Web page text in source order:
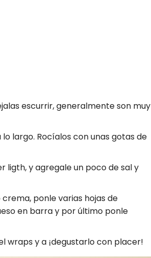
escurrir, generalmente son muy
largo. Rocíalos con unas gotas de
ligth, y agregale un poco de sal y
ponle varias hojas de
en barra y por último ponle
wraps y a ¡degustarlo con placer!